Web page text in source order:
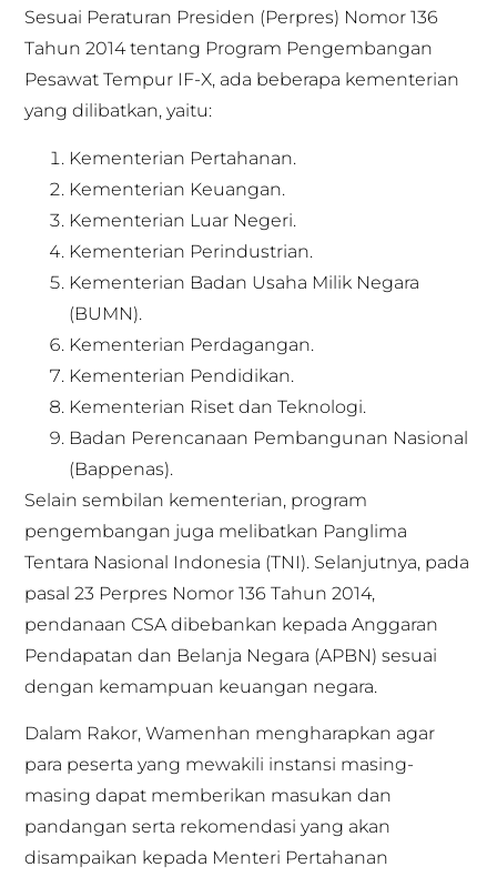
Sesuai Peraturan Presiden (Perpres) Nomor 136
Tahun 2014 tentang Program Pengembangan
Pesawat Tempur IF-X, ada beberapa kementerian
yang dilibatkan, yaitu:
Kementerian Pertahanan.
Kementerian Keuangan.
Kementerian Luar Negeri.
Kementerian Perindustrian.
Kementerian Badan Usaha Milik Negara
(BUMN).
Kementerian Perdagangan.
Kementerian Pendidikan.
Kementerian Riset dan Teknologi.
Badan Perencanaan Pembangunan Nasional
(Bappenas).
Selain sembilan kementerian, program
pengembangan juga melibatkan Panglima
Tentara Nasional Indonesia (TNI). Selanjutnya, pada
pasal 23 Perpres Nomor 136 Tahun 2014,
pendanaan CSA dibebankan kepada Anggaran
Pendapatan dan Belanja Negara (APBN) sesuai
dengan kemampuan keuangan negara.
Dalam Rakor, Wamenhan mengharapkan agar
para peserta yang mewakili instansi masing-
masing dapat memberikan masukan dan
pandangan serta rekomendasi yang akan
disampaikan kepada Menteri Pertahanan